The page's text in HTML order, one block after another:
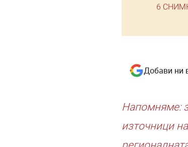
6
Добави ни
Напомняме:
източници